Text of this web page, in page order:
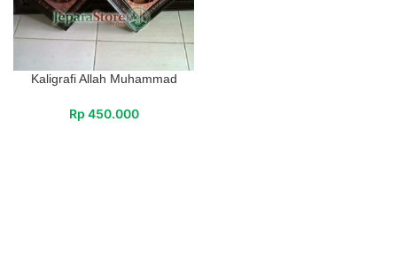
Kaligrafi Allah Muhammad
Rp 450.000